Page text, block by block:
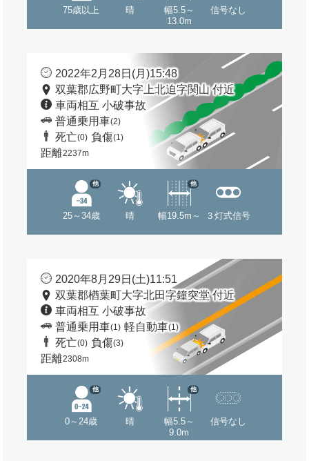
75歳以上 晴
幅5.5～
13.0m
信号なし
2022年2月28日(月)15:48
双葉郡広野町大字上北迫字関山 付近
車両相互 小破事故
普通乗用車(2)
死亡(0) 負傷(1)
距離2237m
25～34歳
他
晴 幅19.5m～
他
３灯式信号
2020年8月29日(土)11:51
双葉郡楢葉町大字北田字鐘突堂 付近
車両相互 小破事故
普通乗用車(1) 軽自動車(1)
死亡(0) 負傷(3)
距離2308m
0～24歳
他
晴
幅5.5～
9.0m
他
信号なし